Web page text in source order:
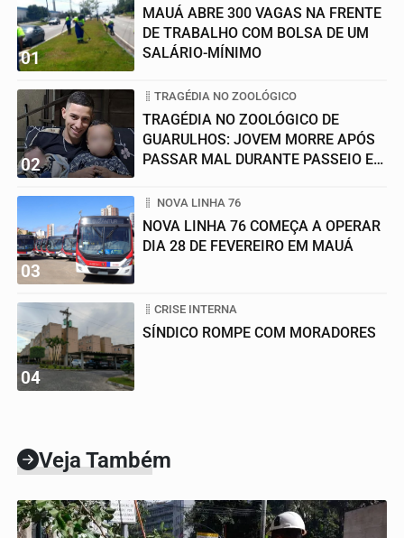
01
MAUÁ ABRE 300 VAGAS NA FRENTE
DE TRABALHO COM BOLSA DE UM
SALÁRIO-MÍNIMO
02
TRAGÉDIA NO ZOOLÓGICO
TRAGÉDIA NO ZOOLÓGICO DE
GUARULHOS: JOVEM MORRE APÓS
PASSAR MAL DURANTE PASSEIO EM
03
NOVA LINHA 76
NOVA LINHA 76 COMEÇA A OPERAR
DIA 28 DE FEVEREIRO EM MAUÁ
04
CRISE INTERNA
SÍNDICO ROMPE COM MORADORES
Veja Também